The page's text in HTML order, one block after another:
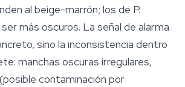
al beige-marrón; los de P.
más oscuros. La señal de alarma
sino la inconsistencia dentro
: manchas oscuras irregulares,
contaminación por